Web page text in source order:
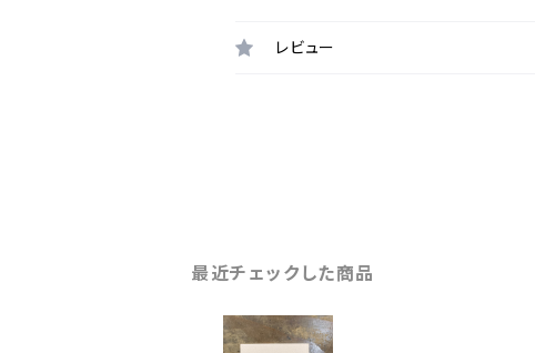
レビュー
最近チェックした商品